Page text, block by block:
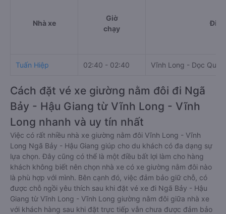
Nhà xe
Giờ
chạy
Tuấn Hiệp 02:40 - 02:40 Vĩnh Long - Dọc Quốc
Cách đặt vé xe giường nằm đôi đi Ngã
Bảy - Hậu Giang từ Vĩnh Long - Vĩnh
Long nhanh và uy tín nhất
Việc có rất nhiều nhà xe giường nằm đôi Vĩnh Long - Vĩnh
Long Ngã Bảy - Hậu Giang giúp cho du khách có đa dạng sự
lựa chọn. Đây cũng có thể là một điều bất lợi làm cho hàng
khách không biết nên chọn nhà xe có xe giường nằm đôi nào
là phù hợp với mình. Bên cạnh đó, việc đảm bảo giữ chỗ, có
được chỗ ngồi yêu thích sau khi đặt vé xe đi Ngã Bảy - Hậu
Giang từ Vĩnh Long - Vĩnh Long giường nằm đôi giữa nhà xe
với khách hàng sau khi đặt trực tiếp vẫn chưa được đảm bảo